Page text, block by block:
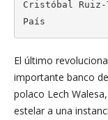
Cristóbal
País
El último
importante banco
polaco Lech
estelar a una